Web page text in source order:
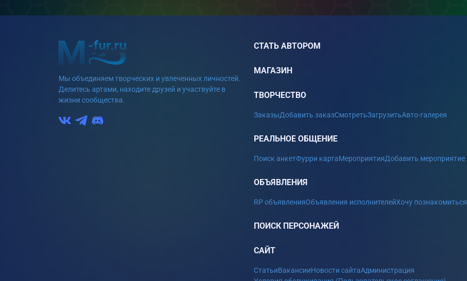
Мы объединяем творческих и увлеченных личностей.
Делитесь артами, находите друзей и участвуйте в
жизни сообщества.
СТАТЬ АВТОРОМ
МАГАЗИН
ТВОРЧЕСТВО
ЗаказыДобавить заказСмотретьЗагрузитьАвто-галерея
РЕАЛЬНОЕ ОБЩЕНИЕ
Поиск анкетФурри картаМероприятияДобавить мероприятие
ОБЪЯВЛЕНИЯ
RP объявленияОбъявления исполнителейХочу познакомиться
ПОИСК ПЕРСОНАЖЕЙ
САЙТ
СтатьиВакансииНовости сайтаАдминистрация